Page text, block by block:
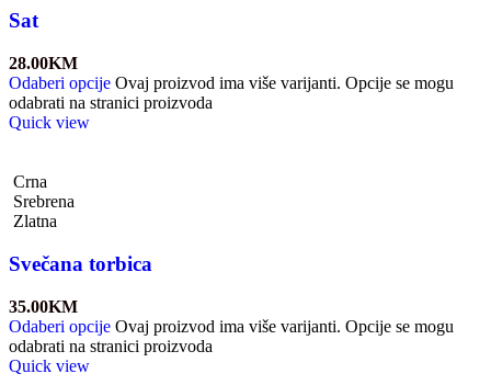
Sat
28.00KM
Odaberi opcije Ovaj proizvod ima više varijanti. Opcije se mogu
odabrati na stranici proizvoda
Quick view
Crna
Srebrena
Zlatna
Svečana torbica
35.00KM
Odaberi opcije Ovaj proizvod ima više varijanti. Opcije se mogu
odabrati na stranici proizvoda
Quick view